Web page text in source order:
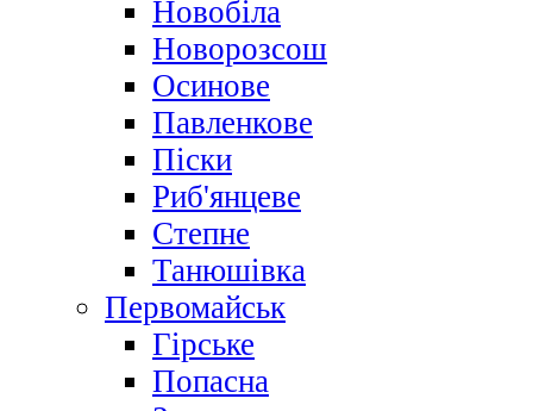
Новобіла
Новорозсош
Осинове
Павленкове
Піски
Риб'янцеве
Степне
Танюшівка
Первомайськ
Гірське
Попасна